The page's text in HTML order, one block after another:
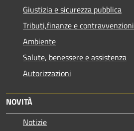
Giustizia e sicurezza pubblica
Tributi,finanze e contravvenzioni
Ambiente
Salute, benessere e assistenza
Autorizzazioni
NOVITÀ
Notizie